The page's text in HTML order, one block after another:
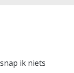
ik niets